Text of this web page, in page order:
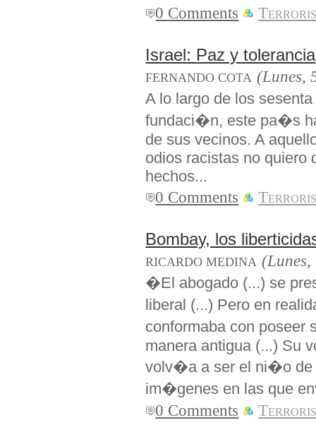
0 Comments
Israel: Paz y tolerancia
FERNANDO COTA (Lunes,
A lo largo de los
fundaci�n, este pa�s
de sus vecinos. A
odios racistas no quiero
hechos...
0 Comments
Bombay, los
RICARDO MEDINA (Lunes,
�El abogado (...) se
liberal (...) Pero en
conformaba con poseer
manera antigua (...) Su
volv�a a ser el ni�o de
im�genes en las que
0 Comments